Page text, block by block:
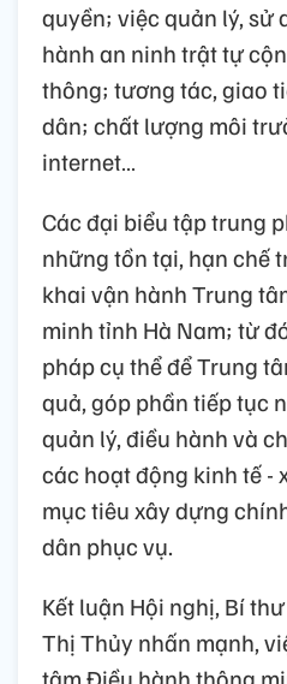
quyền; việc quản lý, sử
hành an ninh trật tự
thông; tương tác, giao
dân; chất lượng môi
internet…
Các đại biểu tập trung
những tồn tại, hạn chế
khai vận hành Trung
minh tỉnh Hà Nam; từ
pháp cụ thể để Trung
quả, góp phần tiếp tục
quản lý, điều hành và
các hoạt động kinh tế -
mục tiêu xây dựng
dân phục vụ.
Kết luận Hội nghị, Bí
Thị Thủy nhấn mạnh,